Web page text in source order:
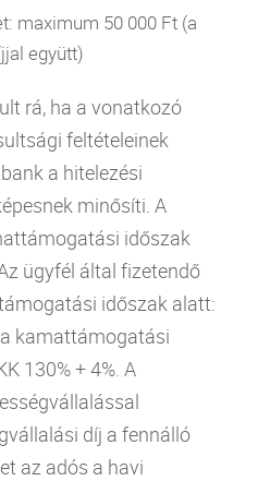
maximum 50 000 Ft (a
együtt)
rá, ha a vonatkozó
feltételeinek
bank a hitelezési
minősíti. A
időszak
ügyfél által fizetendő
időszak alatt:
kamattámogatási
130% + 4%. A
díj a fennálló
az adós a havi